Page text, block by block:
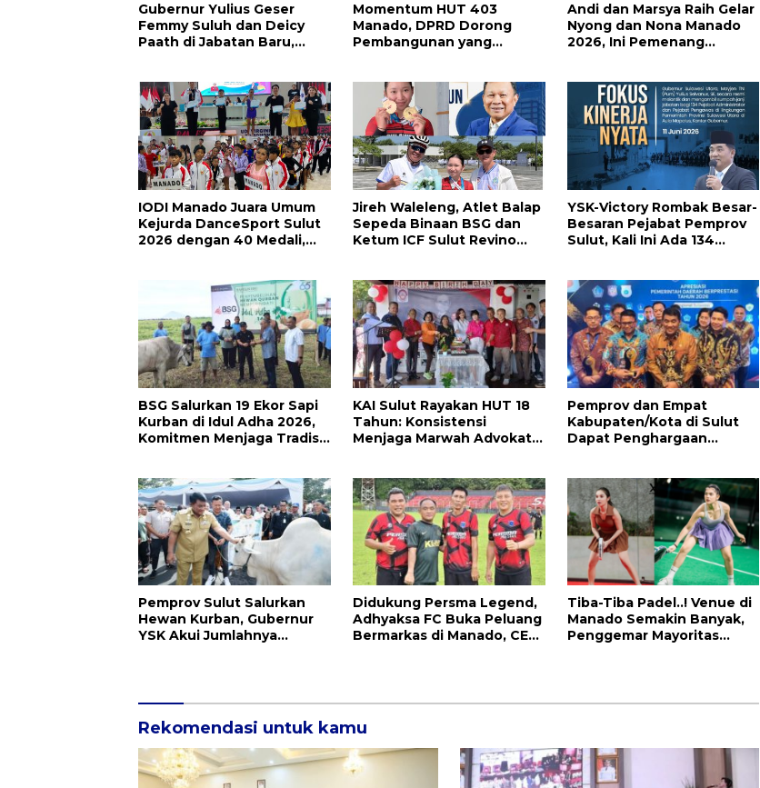
Gubernur Yulius Geser
Femmy Suluh dan Deicy
Paath di Jabatan Baru,
Momentum HUT 403
Manado, DPRD Dorong
Pembangunan yang
Andi dan Marsya Raih Gelar
Nyong dan Nona Manado
2026, Ini Pemenang
IODI Manado Juara Umum
Kejurda DanceSport Sulut
2026 dengan 40 Medali,
Jireh Waleleng, Atlet Balap
Sepeda Binaan BSG dan
Ketum ICF Sulut Revino
YSK-Victory Rombak Besar-
Besaran Pejabat Pemprov
Sulut, Kali Ini Ada 134
BSG Salurkan 19 Ekor Sapi
Kurban di Idul Adha 2026,
Komitmen Menjaga Tradisi
KAI Sulut Rayakan HUT 18
Tahun: Konsistensi
Menjaga Marwah Advokat,
Pemprov dan Empat
Kabupaten/Kota di Sulut
Dapat Penghargaan
Pemprov Sulut Salurkan
Hewan Kurban, Gubernur
YSK Akui Jumlahnya
Didukung Persma Legend,
Adhyaksa FC Buka Peluang
Bermarkas di Manado, CEO:
Tiba-Tiba Padel..! Venue di
Manado Semakin Banyak,
Penggemar Mayoritas
Rekomendasi untuk kamu